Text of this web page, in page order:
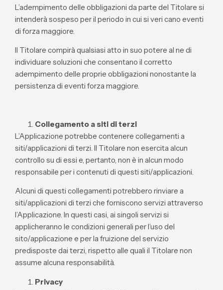
L’adempimento delle obbligazioni da parte del Titolare si
intenderà sospeso per il periodo in cui si veri cano eventi
di forza maggiore.
Il Titolare compirà qualsiasi atto in suo potere al ne di
individuare soluzioni che consentano il corretto
adempimento delle proprie obbligazioni nonostante la
persistenza di eventi forza maggiore.
Collegamento a siti di terzi
L’Applicazione potrebbe contenere collegamenti a
siti/applicazioni di terzi. Il Titolare non esercita alcun
controllo su di essi e, pertanto, non è in alcun modo
responsabile per i contenuti di questi siti/applicazioni.
Alcuni di questi collegamenti potrebbero rinviare a
siti/applicazioni di terzi che forniscono servizi attraverso
l’Applicazione. In questi casi, ai singoli servizi si
applicheranno le condizioni generali per l’uso del
sito/applicazione e per la fruizione del servizio
predisposte dai terzi, rispetto alle quali il Titolare non
assume alcuna responsabilità.
Privacy